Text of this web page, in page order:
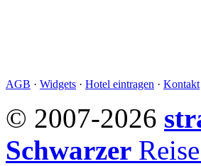
AGB · Widgets · Hotel eintragen · Kontakt
© 2007-2026
Schwarzer